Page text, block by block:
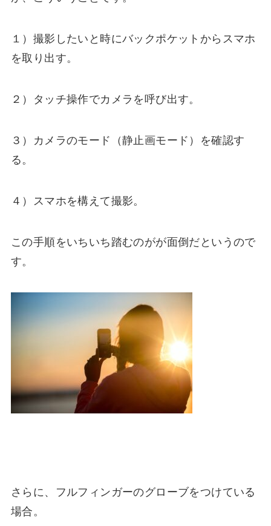
１）撮影したいと時にバックポケットからスマホ
を取り出す。
２）タッチ操作でカメラを呼び出す。
３）カメラのモード（静止画モード）を確認す
る。
４）スマホを構えて撮影。
この手順をいちいち踏むのがが面倒だというので
す。
さらに、
フルフィンガーのグローブをつけている
場合。